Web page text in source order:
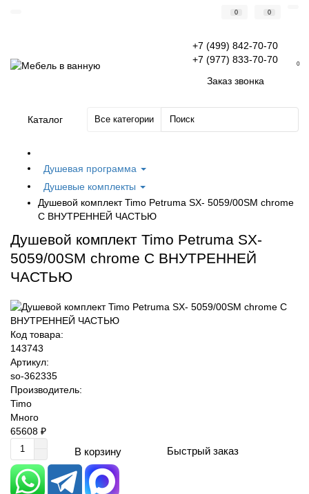
0 0
+7 (499) 842-70-70
+7 (977) 833-70-70
Заказ звонка
0
Каталог Все категории
Душевая программа
Душевые комплекты
Душевой комплект Timo Petruma SX- 5059/00SM chrome
С ВНУТРЕННЕЙ ЧАСТЬЮ
Душевой комплект Timo Petruma SX-
5059/00SM chrome С ВНУТРЕННЕЙ
ЧАСТЬЮ
Код товара:
143743
Артикул:
so-362335
Производитель:
Timo
Много
65608 ₽
В корзину Быстрый заказ